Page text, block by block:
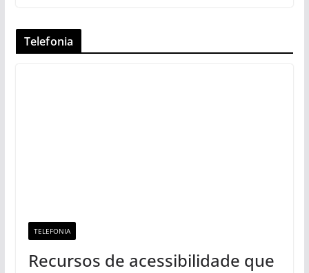
Telefonia
TELEFONIA
Recursos de acessibilidade que